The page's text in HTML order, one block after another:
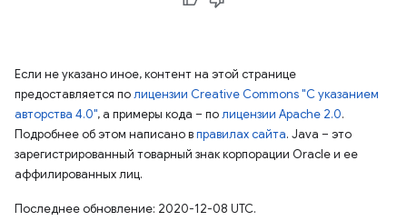
Если не указано иное, контент на этой странице
предоставляется полицензии Creative Commons "С указанием
авторства 4.0", а примеры кода – полицензии Apache 2.0.
Подробнее об этом написано вправилах сайта. Java – это
зарегистрированный товарный знак корпорации Oracle и ее
аффилированных лиц.
Последнее обновление: 2020-12-08 UTC.